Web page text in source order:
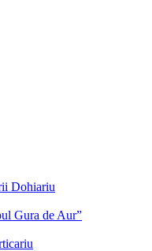
Dohiariu
Gura de Aur”